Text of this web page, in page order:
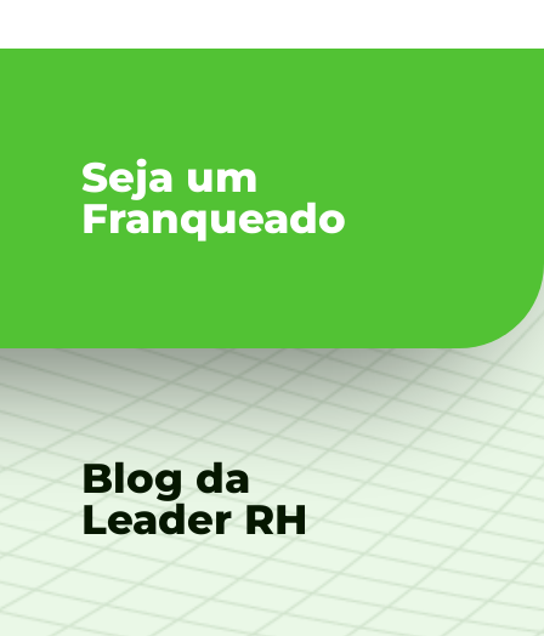
Seja um
Franqueado
Blog da
Leader RH